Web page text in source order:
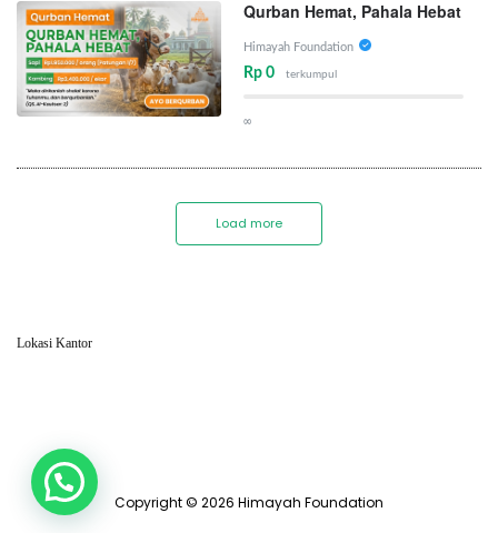
Qurban Hemat, Pahala Hebat
Himayah Foundation
Rp 0 terkumpul
∞
Load more
Lokasi Kantor
Copyright © 2026 Himayah Foundation